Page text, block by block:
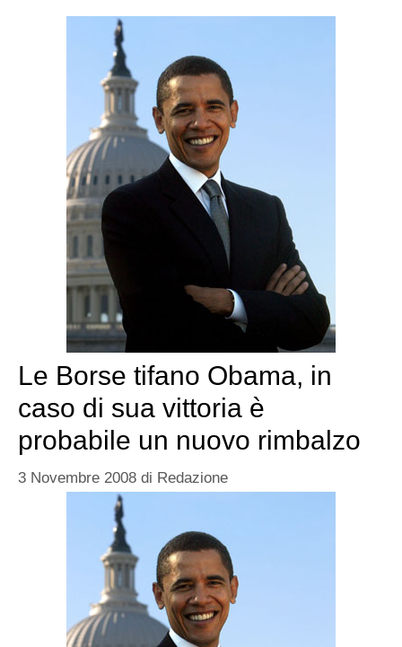
Le Borse tifano Obama, in
caso di sua vittoria è
probabile un nuovo rimbalzo
3 Novembre 2008 di Redazione